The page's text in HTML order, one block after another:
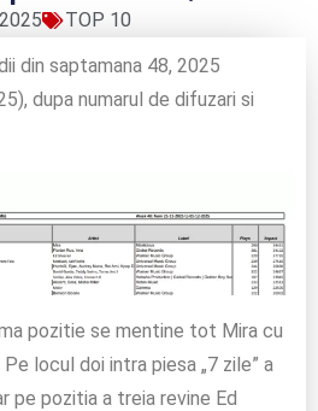
TOP 10
din saptamana 48, 2025
dupa numarul de difuzari si
pozitie se mentine tot Mira cu
locul doi intra piesa „7 zile” a
pe pozitia a treia revine Ed